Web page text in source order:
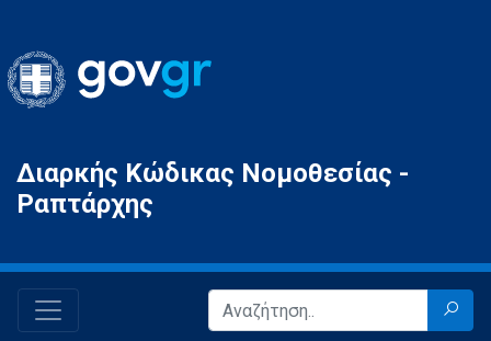
Gov.gr
Διαρκής Κώδικας Νομοθεσίας -
Ραπτάρχης